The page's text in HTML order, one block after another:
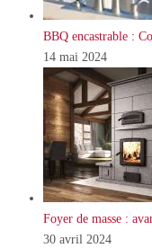
BBQ encastrable :
14 mai 2024
Foyer de masse :
30 avril 2024